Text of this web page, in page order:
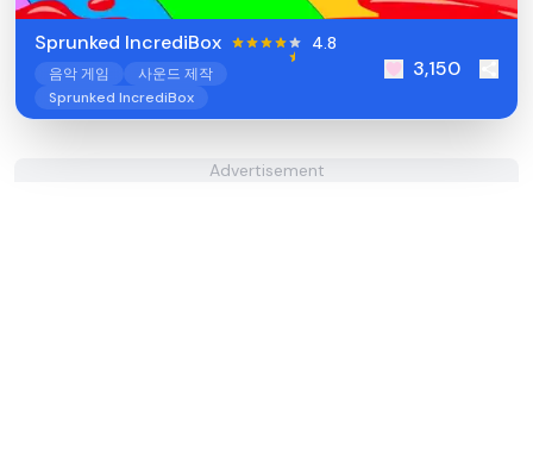
Sprunked IncrediBox 4.8
음악 게임
사운드 제작
Sprunked IncrediBox
3,150
Advertisement